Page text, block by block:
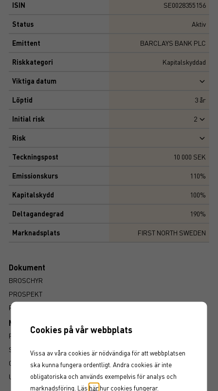
ISIN SE0028355156
Status Aktiv
Emittent BARCLAYS BANK PLC
Riskkategori Kapitalskyddad
Viktiga datum
Löptid 3 år
Initial risk 2
Risk
Teckningspost 10 000 SEK
Emissionskurs 110%
Kapitalskydd 100%
Deltagandegrad 190%
Marknadsplats FIRST NORTH SWEDEN
Dokument
BROSCHYR
PROSPEKT
FAKTABLAD
Mer information om produkten
RISK
SÅ LÄSER DU FAKTABLADET
GRUNDPROSPEKT
UTSKRIFT
Cookies på vår webbplats
Vissa av våra cookies är nödvändiga för att webbplatsen
ska kunna fungera ordentligt. Andra cookies är inte
obligatoriska och används exempelvis för analys och
marknadsföring. Läs härhur cookies fungerar.